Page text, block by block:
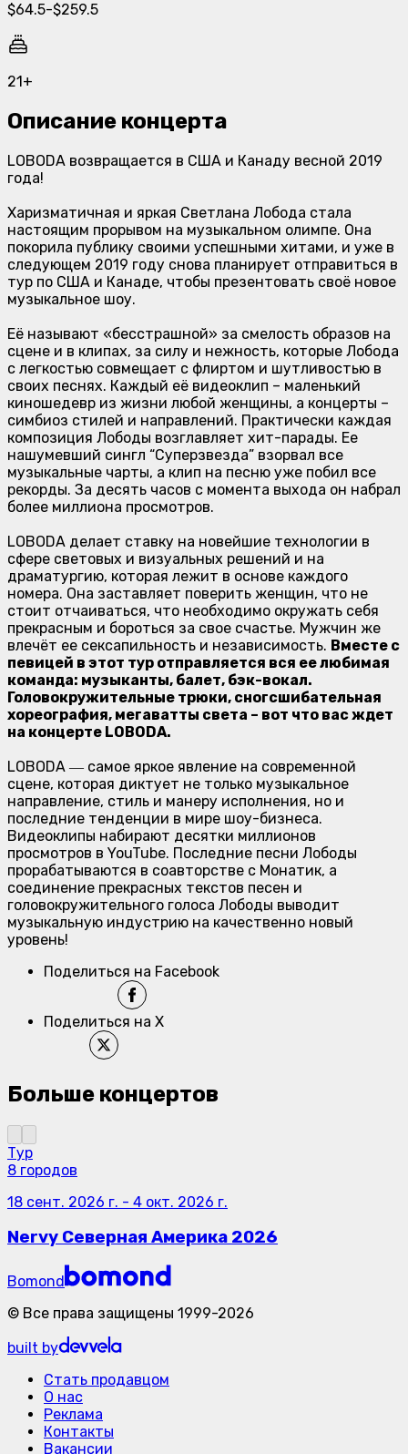
$64.5-$259.5
21+
Описание концерта
LOBODA возвращается в США и Канаду весной 2019
года!
Харизматичная и яркая Светлана Лобода стала
настоящим прорывом на музыкальном олимпе. Она
покорила публику своими успешными хитами, и уже в
следующем 2019 году снова планирует отправиться в
тур по США и Канаде, чтобы презентовать своё новое
музыкальное шоу.
Её называют «бесстрашной» за смелость образов на
сцене и в клипах, за силу и нежность, которые Лобода
с легкостью совмещает с флиртом и шутливостью в
своих песнях. Каждый её видеоклип – маленький
киношедевр из жизни любой женщины, а концерты –
симбиоз стилей и направлений. Практически каждая
композиция Лободы возглавляет хит-парады. Ее
нашумевший сингл “Суперзвезда” взорвал все
музыкальные чарты, а клип на песню уже побил все
рекорды. За десять часов с момента выхода он набрал
более миллиона просмотров.
LOBODA делает ставку на новейшие технологии в
сфере световых и визуальных решений и на
драматургию, которая лежит в основе каждого
номера. Она заставляет поверить женщин, что не
стоит отчаиваться, что необходимо окружать себя
прекрасным и бороться за свое счастье. Мужчин же
влечёт ее сексапильность и независимость. Вместе с
певицей в этот тур отправляется вся ее любимая
команда: музыканты, балет, бэк-вокал.
Головокружительные трюки, сногсшибательная
хореография, мегаватты света – вот что вас ждет
на концерте LOBODA.
LOBODA ― самое яркое явление на современной
сцене, которая диктует не только музыкальное
направление, стиль и манеру исполнения, но и
последние тенденции в мире шоу-бизнеса.
Видеоклипы набирают десятки миллионов
просмотров в YouTube. Последние песни Лободы
прорабатываются в соавторстве с Монатик, а
соединение прекрасных текстов песен и
головокружительного голоса Лободы выводит
музыкальную индустрию на качественно новый
уровень!
Поделиться на Facebook
Поделиться на X
Больше концертов
Тур
8 городов
18 сент. 2026 г. - 4 окт. 2026 г.
Nervy Северная Америка 2026
Bomond
© Все права защищены 1999-2026
built by
Стать продавцом
О нас
Реклама
Контакты
Вакансии